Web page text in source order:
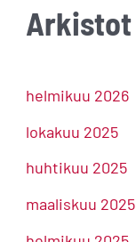
Arkistot
helmikuu 2026
lokakuu 2025
huhtikuu 2025
maaliskuu 2025